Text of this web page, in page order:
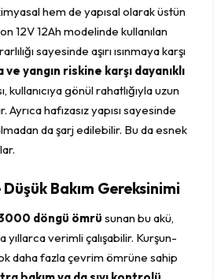
hem de yapısal olarak üstün
12V 12Ah modelinde kullanılan
sayesinde aşırı ısınmaya karşı
ve yangın riskine karşı dayanıklı
kullanıcıya gönül rahatlığıyla uzun
Ayrıca hafızasız yapısı sayesinde
da şarj edilebilir. Bu da esnek
Bakım Gereksinimi
döngü ömrü sunan bu akü,
yıllarca verimli çalışabilir. Kurşun-
daha fazla çevrim ömrüne sahip